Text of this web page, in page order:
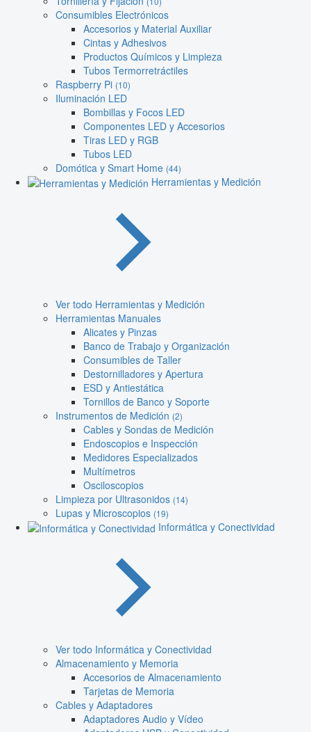
Consumibles Electrónicos
Accesorios y Material Auxiliar
Cintas y Adhesivos
Productos Químicos y Limpieza
Tubos Termorretráctiles
Raspberry Pi (10)
Iluminación LED
Bombillas y Focos LED
Componentes LED y Accesorios
Tiras LED y RGB
Tubos LED
Domótica y Smart Home (44)
Herramientas y Medición
Ver todo Herramientas y Medición
Herramientas Manuales
Alicates y Pinzas
Banco de Trabajo y Organización
Consumibles de Taller
Destornilladores y Apertura
ESD y Antiestática
Tornillos de Banco y Soporte
Instrumentos de Medición (2)
Cables y Sondas de Medición
Endoscopios e Inspección
Medidores Especializados
Multímetros
Osciloscopios
Limpieza por Ultrasonidos (14)
Lupas y Microscopios (19)
Informática y Conectividad
Ver todo Informática y Conectividad
Almacenamiento y Memoria
Accesorios de Almacenamiento
Tarjetas de Memoria
Cables y Adaptadores
Adaptadores Audio y Vídeo